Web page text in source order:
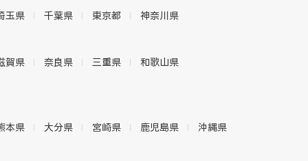
玉県 千葉県 東京都 神奈川県
賀県 奈良県 三重県 和歌山県
本県 大分県 宮崎県 鹿児島県 沖縄県